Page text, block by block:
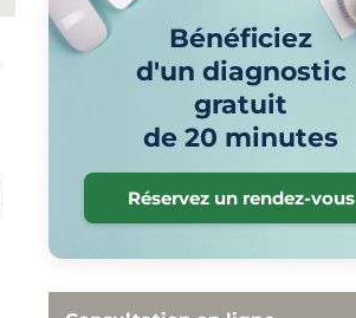
Bénéficiez
d'un diagnostic
gratuit
de 20 minutes
Réservez un rendez-vous